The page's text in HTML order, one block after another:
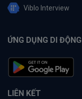
Viblo Interview
ỨNG DỤNG DI ĐỘNG
LIÊN KẾT